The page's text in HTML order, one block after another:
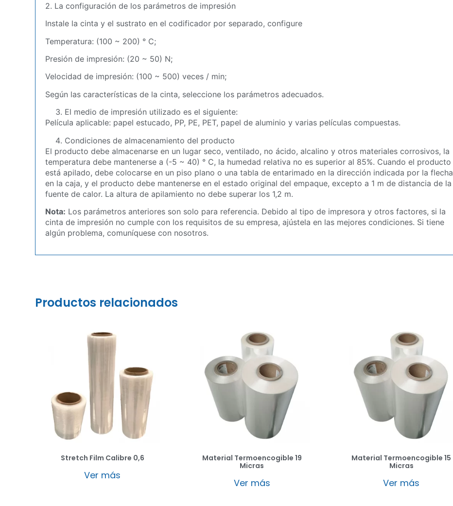
2. La configuración de los parámetros de impresión
Instale la cinta y el sustrato en el codificador por separado, configure
Temperatura: (100 ~ 200) ° C;
Presión de impresión: (20 ~ 50) N;
Velocidad de impresión: (100 ~ 500) veces / min;
Según las características de la cinta, seleccione los parámetros adecuados.
El medio de impresión utilizado es el siguiente:
Película aplicable: papel estucado, PP, PE, PET, papel de aluminio y varias películas compuestas.
Condiciones de almacenamiento del producto
El producto debe almacenarse en un lugar seco, ventilado, no ácido, alcalino y otros materiales corrosivos, la
temperatura debe mantenerse a (-5 ~ 40) ° C, la humedad relativa no es superior al 85%. Cuando el producto
está apilado, debe colocarse en un piso plano o una tabla de entarimado en la dirección indicada por la flecha
en la caja, y el producto debe mantenerse en el estado original del empaque, excepto a 1 m de distancia de la
fuente de calor. La altura de apilamiento no debe superar los 1,2 m.
Nota: Los parámetros anteriores son solo para referencia. Debido al tipo de impresora y otros factores, si la
cinta de impresión no cumple con los requisitos de su empresa, ajústela en las mejores condiciones. Si tiene
algún problema, comuníquese con nosotros.
Productos relacionados
Stretch Film Calibre 0,6
Ver más
Material Termoencogible 19
Micras
Ver más
Material Termoencogible 15
Micras
Ver más